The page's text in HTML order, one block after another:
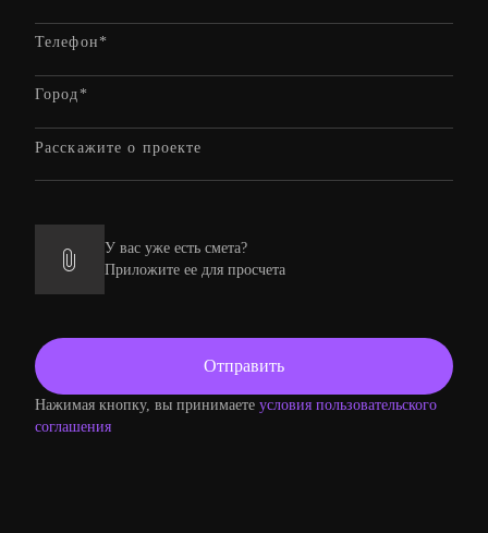
У вас уже есть смета?
Приложите ее для просчета
Нажимая кнопку, вы принимаете условия пользовательского
соглашения